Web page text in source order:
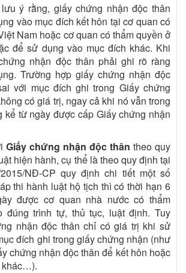
ý rằng, giấy chứng nhận độc thân
vào mục đích kết hôn tại cơ quan có
Nam hoặc cơ quan có thẩm quyền ở
để sử dụng vào mục đích khác. Khi
nhận độc thân phải ghi rõ ràng
Trường hợp giấy chứng nhận độc
với mục đích ghi trong Giấy chứng
có giá trị, ngay cả khi nó vẫn trong
kể từ ngày được cấp Giấy chứng nhận
Giấy chứng nhận độc thân theo quy
hiện hành, cụ thể là theo quy định tại
NĐ-CP quy định chi tiết một số
thi hành luật hộ tịch thì có thời hạn 6
được cơ quan nhà nước có thẩm
đúng trình tự, thủ tục, luật định. Tuy
nhận độc thân chỉ có giá trị khi sử
đích ghi trong giấy chứng nhận (như
chứng nhận độc thân để kết hôn hoặc
khác…).